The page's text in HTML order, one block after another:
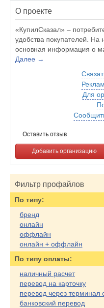
О проекте
«КупилСказал» –
удобства покупателей.
основная информация о
Далее →
Для
Оставить отзыв
Добавить организацию
Фильтр профайлов
По типу:
бренд
онлайн
оффлайн
онлайн + оффлайн
По типу оплаты:
наличный расчет
перевод на карточку
перевод через терминал
банковский перевод